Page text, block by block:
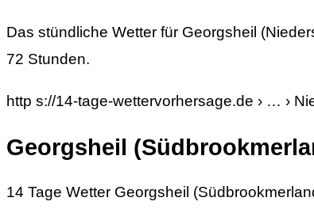
Das stündliche Wetter für Georgsheil
72 Stunden.
http s://14-tage-wettervorhersage.de › … ›
Georgsheil
14 Tage Wetter Georgsheil